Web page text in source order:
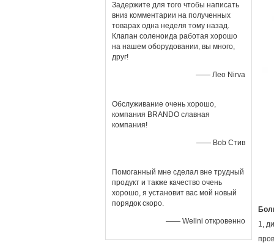
Задержите для того чтобы написать
вниз комментарии на полученных
товарах одна неделя тому назад.
Клапан соленоида работая хорошо
на нашем оборудовании, вы много,
друг!
—— Лео Nirva
Обслуживание очень хорошо,
компания BRANDO славная
компания!
—— Bob Стив
Помоганный мне сделал вне трудный
продукт и также качество очень
хорошо, я установит вас мой новый
порядок скоро.
—— Wellni откровенно
1,